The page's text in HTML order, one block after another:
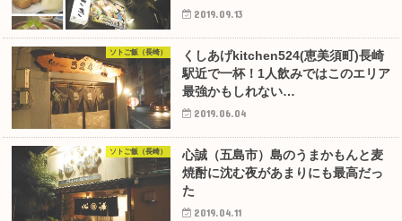
2019.09.13
ソトご飯（長崎）
くしあげkitchen524(恵美須町)長崎
駅近で一杯！1人飲みではこのエリア
最強かもしれない…
2019.06.04
ソトご飯（長崎）
心誠（五島市）島のうまかもんと麦
焼酎に沈む夜があまりにも最高だっ
た
2019.04.11